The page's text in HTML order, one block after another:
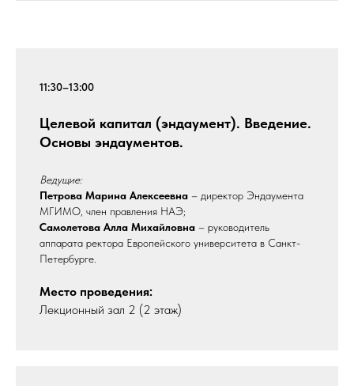
11:30–13:00
Целевой капитал (эндаумент). Введение.
Основы эндаументов.
Ведущие:
Петрова Марина Алексеевна – директор Эндаумента
МГИМО, член правления НАЭ;
Самолетова Алла Михайловна – руководитель
аппарата ректора Европейского университета в Санкт-
Петербурге.
Место проведения:
Лекционный зал 2 (2 этаж)